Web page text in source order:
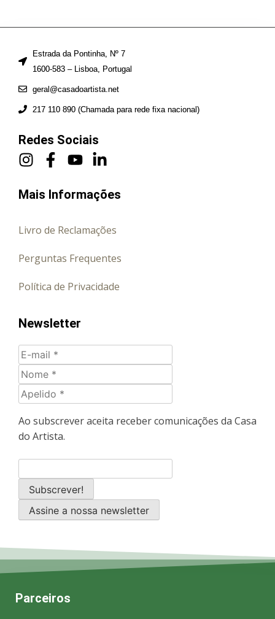
Estrada da Pontinha, Nº 7
1600-583 – Lisboa, Portugal
geral@casadoartista.net
217 110 890 (Chamada para rede fixa nacional)
Redes Sociais
Mais Informações
Livro de Reclamações
Perguntas Frequentes
Política de Privacidade
Newsletter
Ao subscrever aceita receber comunicações da Casa
do Artista.
Assine a nossa newsletter
Parceiros